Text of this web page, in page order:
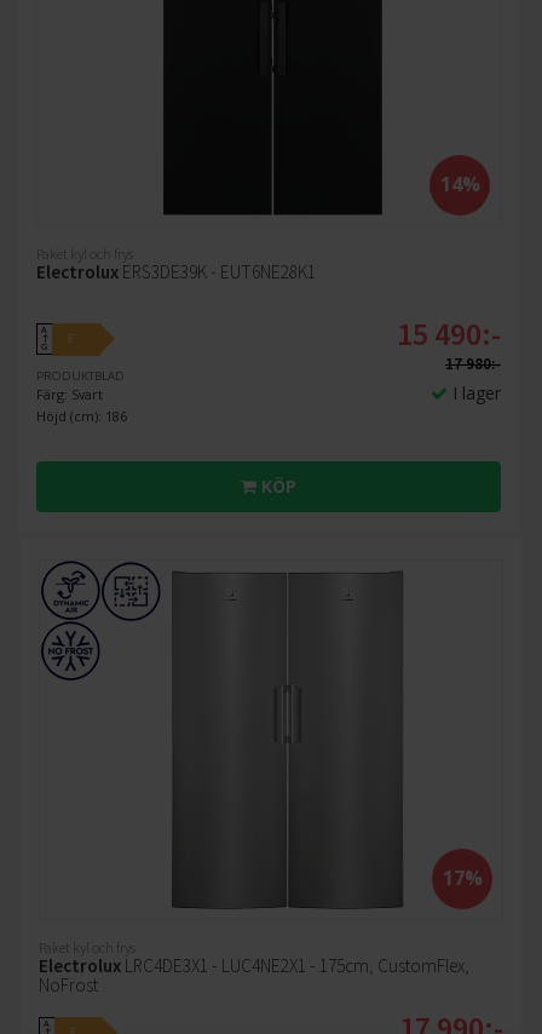
14%
Paket kyl och frys
Electrolux ERS3DE39K - EUT6NE28K1
A
↑
G
E
PRODUKTBLAD
Färg: Svart
Höjd (cm): 186
15 490:-
17 980:-
I lager
KÖP
17%
Paket kyl och frys
Electrolux LRC4DE3X1 - LUC4NE2X1 - 175cm, CustomFlex,
NoFrost
A